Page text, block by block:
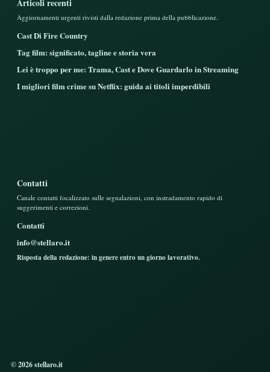
Articoli recenti
Aggiornamenti urgenti rivisti dalla redazione prima della pubblicazione.
Cast Di Fire Country
Tag film: significato, tagline e storia vera
Lei è troppo per me: Trama, Cast e Dove Guardarlo in Streaming
I migliori film crime su Netflix: guida ai titoli imperdibili
Contatti
Canale contatti focalizzato sulle segnalazioni, con instradamento rapido di
suggerimenti e correzioni.
Contatti
info@stellaro.it
Risposta della redazione: in genere entro un giorno lavorativo.
© 2026 stellaro.it